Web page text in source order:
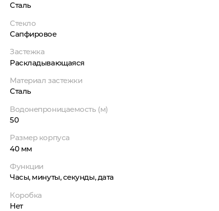
Сталь
Стекло
Сапфировое
Застежка
Раскладывающаяся
Материал застежки
Сталь
Водонепроницаемость (м)
50
Размер корпуса
40 мм
Функции
Часы, минуты, секунды, дата
Коробка
Нет